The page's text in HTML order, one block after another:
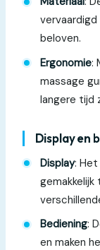
beloven.
Ergonomie:
massage
langere tijd
Display en
Display:
gemakkelijk
Bediening:
en maken